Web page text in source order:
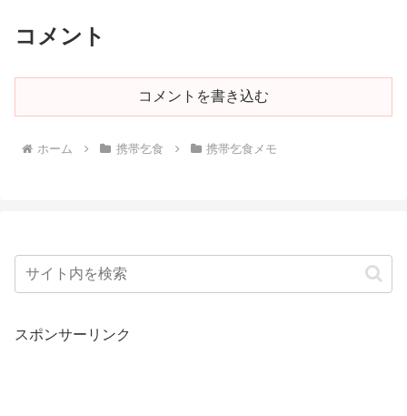
コメント
コメントを書き込む
ホーム 携帯乞食 携帯乞食メモ
スポンサーリンク